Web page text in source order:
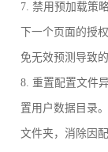
7. 禁用预加载策
下一个页面的授
免无效预测导致
8. 重置配置文件
置用户数据目录
文件夹，消除因